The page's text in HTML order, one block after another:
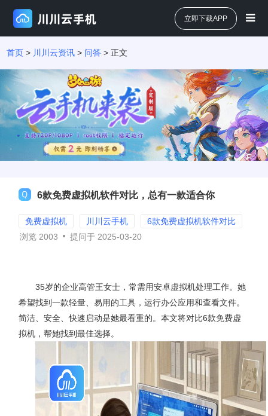
立即下载APP
首页 > 川川云资讯 > 问答 > 正文
6款免费虚拟机软件对比，总有一款适合你
免费虚拟机 川川云手机
6款免费虚拟机软件对比
浏览 2003 提问于 2025-03-20
35岁的企业高管王女士，常需用安卓虚拟机处理工作。她
希望找到一款轻量、易用的工具，运行办公应用和查看文件。
简洁、安全、快速启动是她最看重的。本文将对比6款免费虚
拟机，帮她找到最佳选择。